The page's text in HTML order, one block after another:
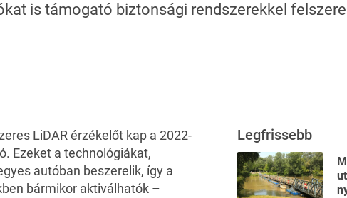
is támogató biztonsági rendszerekkel
LiDAR érzékelőt kap a 2022-
Ezeket a technológiákat,
autóban beszerelik, így a
bármikor aktiválhatók –
Legfrissebb